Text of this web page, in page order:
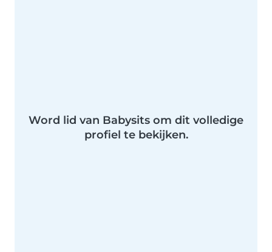
Word lid van Babysits om dit volledige
profiel te bekijken.